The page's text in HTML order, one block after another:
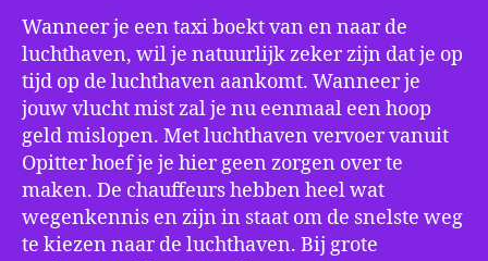
Wanneer je een taxi boekt van en naar de
luchthaven, wil je natuurlijk zeker zijn dat je op
tijd op de luchthaven aankomt. Wanneer je
jouw vlucht mist zal je nu eenmaal een hoop
geld mislopen. Met luchthaven vervoer vanuit
Opitter hoef je je hier geen zorgen over te
maken. De chauffeurs hebben heel wat
wegenkennis en zijn in staat om de snelste weg
te kiezen naar de luchthaven. Bij grote